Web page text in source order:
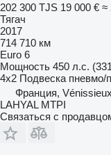
202 300 TJS 19 000 € ≈
Тягач
2017
714 710 км
Euro 6
Мощность 450 л.с.
4x2 Подвеска пневмо/
Франция, Vénissieux
LAHYAL MTPI
Связаться с